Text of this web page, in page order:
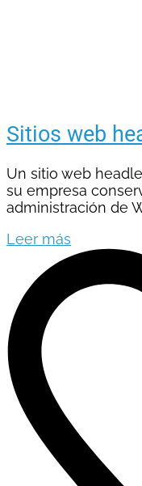
Sitios web
Un sitio web
su empresa
administración de
Leer más